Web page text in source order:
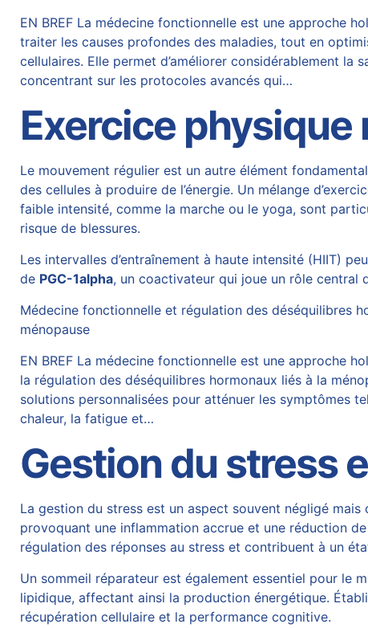
EN BREF La médecine fonctionnelle est une approche
traiter les causes profondes des maladies, tout en
cellulaires. Elle permet d’améliorer considérablement la
concentrant sur les protocoles avancés qui…
Exercice physique
Le mouvement régulier est un autre élément
des cellules à produire de l’énergie. Un mélange
faible intensité, comme la marche ou le yoga, sont
risque de blessures.
Les intervalles d’entraînement à haute intensité (HIIT)
de PGC-1alpha, un coactivateur qui joue un rôle central
Médecine fonctionnelle et régulation des déséquilibres
ménopause
EN BREF La médecine fonctionnelle est une approche
la régulation des déséquilibres hormonaux liés à la
solutions personnalisées pour atténuer les symptômes
chaleur, la fatigue et…
Gestion du stress
La gestion du stress est un aspect souvent négligé
provoquant une inflammation accrue et une réduction
régulation des réponses au stress et contribuent à un
Un sommeil réparateur est également essentiel pour le
lipidique, affectant ainsi la production énergétique.
récupération cellulaire et la performance cognitive.